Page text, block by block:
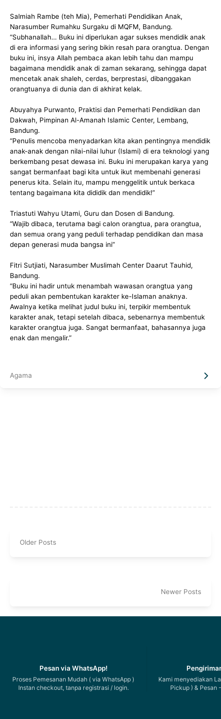
Salmiah Rambe (teh Mia), Pemerhati Pendidikan Anak,
Narasumber Rumahku Surgaku di MQFM, Bandung.
“Subhanallah… Buku ini diperlukan agar sukses mendidik anak
di era informasi yang sering bikin resah para orangtua. Dengan
buku ini, insya Allah pembaca akan lebih tahu dan mampu
bagaimana mendidik anak di zaman sekarang, sehingga dapat
mencetak anak shaleh, cerdas, berprestasi, dibanggakan
orangtuanya di dunia dan di akhirat kelak.
Abuyahya Purwanto, Praktisi dan Pemerhati Pendidikan dan
Dakwah, Pimpinan Al-Amanah Islamic Center, Lembang,
Bandung.
“Penulis mencoba menyadarkan kita akan pentingnya mendidik
anak-anak dengan nilai-nilai luhur (Islami) di era teknologi yang
berkembang pesat dewasa ini. Buku ini merupakan karya yang
sangat bermanfaat bagi kita untuk ikut membenahi generasi
penerus kita. Selain itu, mampu menggelitik untuk berkaca
tentang bagaimana kita dididik dan mendidik!”
Triastuti Wahyu Utami, Guru dan Dosen di Bandung.
“Wajib dibaca, terutama bagi calon orangtua, para orangtua,
dan semua orang yang peduli terhadap pendidikan dan masa
depan generasi muda bangsa ini”
Fitri Sutjiati, Narasumber Muslimah Center Daarut Tauhid,
Bandung.
“Buku ini hadir untuk menambah wawasan orangtua yang
peduli akan pembentukan karakter ke-Islaman anaknya.
Awalnya ketika melihat judul buku ini, terpikir membentuk
karakter anak, tetapi setelah dibaca, sebenarnya membentuk
karakter orangtua juga. Sangat bermanfaat, bahasannya juga
enak dan mengalir.”
Agama
Older Posts
Newer Posts
Pesan via WhatsApp!
Proses Pemesanan Mudah ( via WhatsApp )
Instan checkout, tanpa registrasi / login.
Kami menyediakan
Pickup ) & Pesan